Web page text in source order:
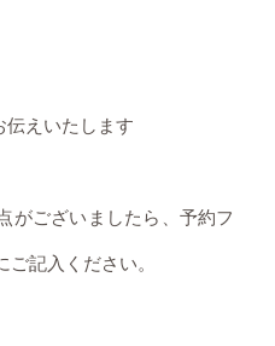
伝えいたします
がございましたら、予約フ
記入ください。